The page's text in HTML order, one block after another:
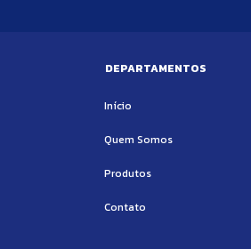
DEPARTAMENTOS
Início
Quem Somos
Produtos
Contato